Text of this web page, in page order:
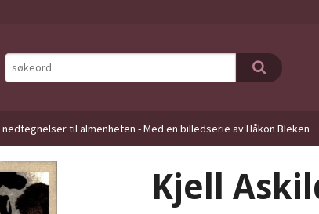
til almenheten - Med en billedserie av Håkon Bleken
Kjell